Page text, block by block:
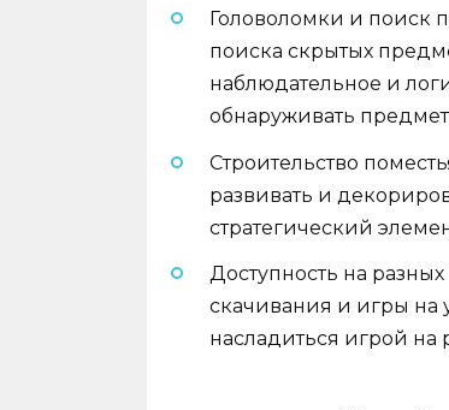
Головоломки и поиск
поиска скрытых
наблюдательное и
обнаруживать
Строительство
развивать и
стратегический
Доступность на
скачивания и игры на
насладиться игрой на